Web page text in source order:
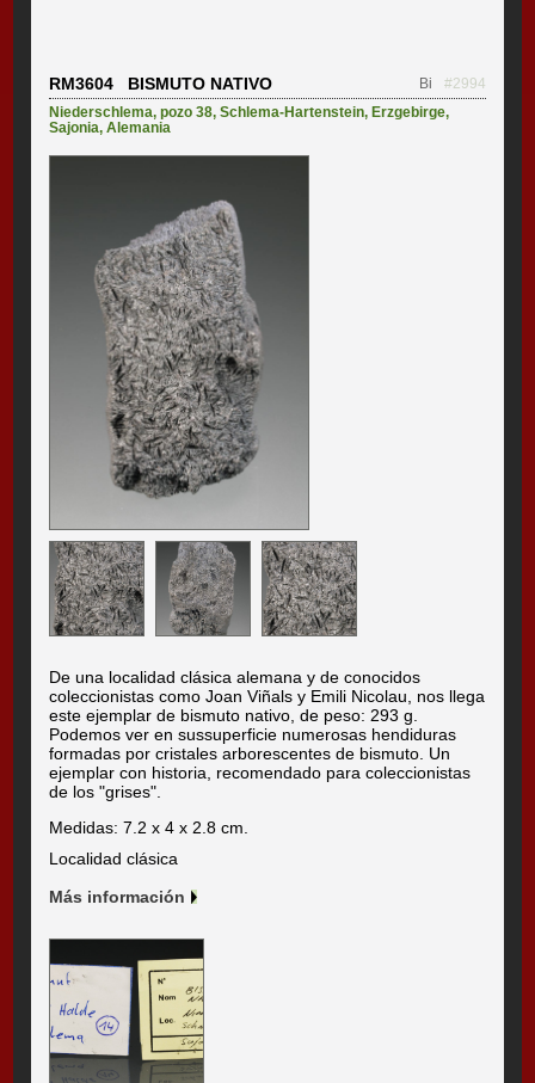
RM3604 BISMUTO NATIVO Bi
#2994
Niederschlema, pozo 38,Schlema-Hartenstein, Erzgebirge,
Sajonia,Alemania
De una localidad clásica alemana y de conocidos
coleccionistas como Joan Viñals y Emili Nicolau, nos llega
este ejemplar de bismuto nativo, de peso: 293 g.
Podemos ver en sussuperficie numerosas hendiduras
formadas por cristales arborescentes de bismuto. Un
ejemplar con historia, recomendado para coleccionistas
de los "grises".
Medidas: 7.2 x 4 x 2.8 cm.
Localidad clásica
Más información